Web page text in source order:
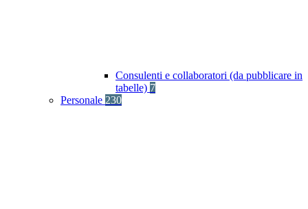
Consulenti e collaboratori (da pubblicare in
tabelle) 7
Personale 230